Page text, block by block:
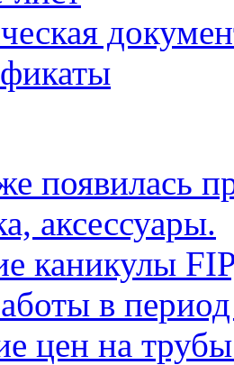
появилась
аксессуары.
каникулы
в
цен на